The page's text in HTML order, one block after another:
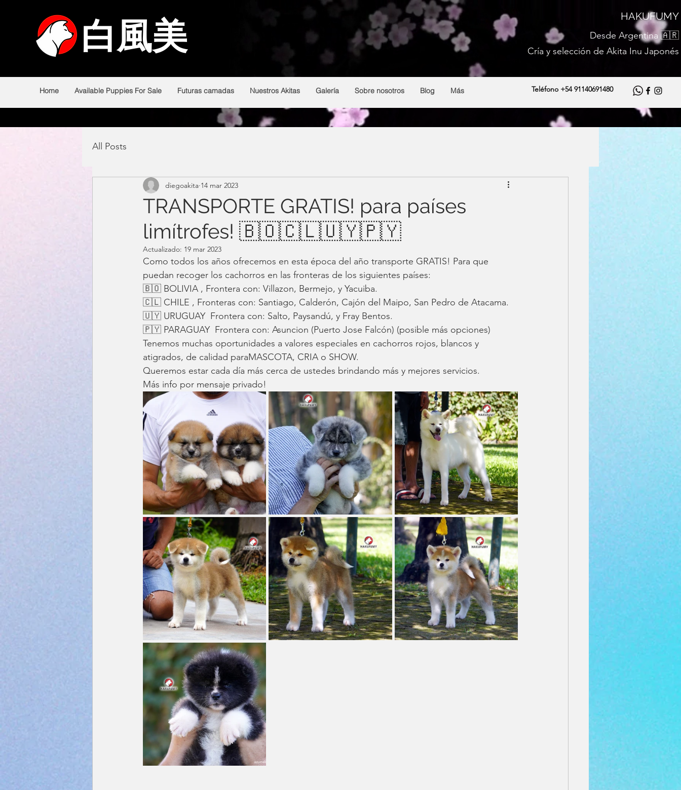
白風美
From Argentina 🇦🇷
Breeding and selection of Japanese akitas
白風美
HAKUFUMY
Desde Argentina 🇦🇷
Cría y selección de Akita Inu Japonés
Teléfono +54 91140691480
Home Available Puppies For Sale Futuras camadas Nuestros Akitas Galería Sobre nosotros Blog Más
All Posts
TRANSPORTE GRATIS! para países
limítrofes! 🇧🇴🇨🇱🇺🇾🇵🇾
diegoakita 14 mar 2023
Actualizado: 19 mar 2023
Como todos los años ofrecemos en esta época del año transporte GRATIS! Para que
puedan recoger los cachorros en las fronteras de los siguientes países:
🇧🇴 BOLIVIA , Frontera con: Villazon, Bermejo, y Yacuiba.
🇨🇱 CHILE , Fronteras con: Santiago, Calderón, Cajón del Maipo, San Pedro de Atacama.
🇺🇾 URUGUAY  Frontera con: Salto, Paysandú, y Fray Bentos.
🇵🇾 PARAGUAY  Frontera con: Asuncion (Puerto Jose Falcón) (posible más opciones)
Tenemos muchas oportunidades a valores especiales en cachorros rojos, blancos y
atigrados, de calidad paraMASCOTA, CRIA o SHOW.
Queremos estar cada día más cerca de ustedes brindando más y mejores servicios.
Más info por mensaje privado!